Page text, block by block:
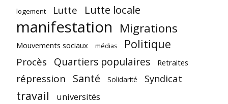
logement
Lutte Lutte locale
manifestation Migrations
Mouvements sociaux médias Politique
Procès Quartiers populaires Retraites
répression Santé Solidarité Syndicat
travail universités